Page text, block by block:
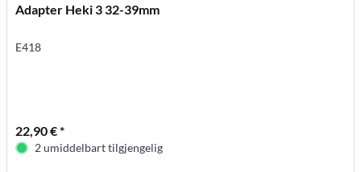
Adapter Heki 3 32-39mm
E418
22,90 € *
2 umiddelbart tilgjengelig